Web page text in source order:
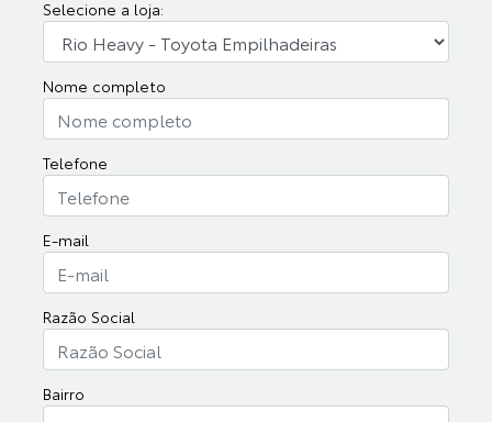
Selecione a loja:
Nome completo
Telefone
E-mail
Razão Social
Bairro